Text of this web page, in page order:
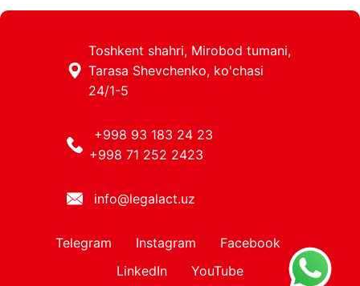
Toshkent shahri, Mirobod tumani,
Tarasa Shevchenko, ko'chasi
24/1-5
+998 93 183 24 23
+998 71 252 2423
info@legalact.uz
Telegram Instagram
Facebook
LinkedIn
YouTube